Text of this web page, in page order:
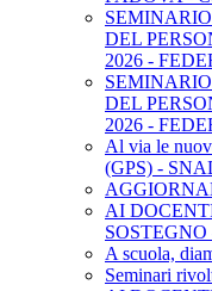
DEL
2026 -
DEL
2026 -
Al via le
(GPS) -
AI
A scuola,
Seminari